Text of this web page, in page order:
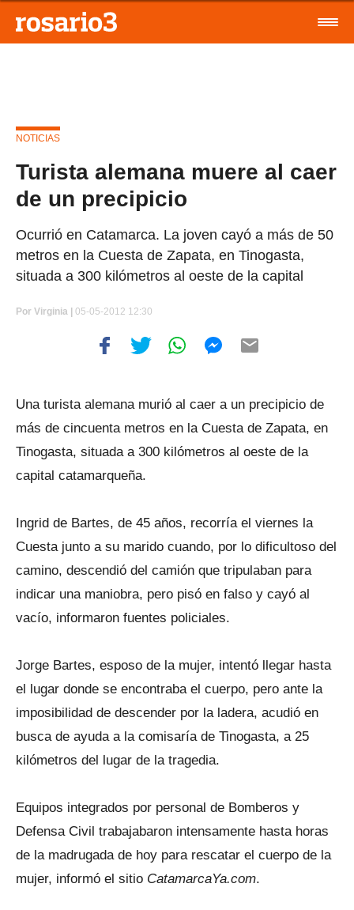
NOTICIAS
Turista alemana muere al caer
de un precipicio
Ocurrió en Catamarca. La joven cayó a más de 50
metros en la Cuesta de Zapata, en Tinogasta,
situada a 300 kilómetros al oeste de la capital
Por Virginia | 05-05-2012 12:30
Una turista alemana murió al caer a un precipicio de
más de cincuenta metros en la Cuesta de Zapata, en
Tinogasta, situada a 300 kilómetros al oeste de la
capital catamarqueña.
Ingrid de Bartes, de 45 años, recorría el viernes la
Cuesta junto a su marido cuando, por lo dificultoso del
camino, descendió del camión que tripulaban para
indicar una maniobra, pero pisó en falso y cayó al
vacío, informaron fuentes policiales.
Jorge Bartes, esposo de la mujer, intentó llegar hasta
el lugar donde se encontraba el cuerpo, pero ante la
imposibilidad de descender por la ladera, acudió en
busca de ayuda a la comisaría de Tinogasta, a 25
kilómetros del lugar de la tragedia.
Equipos integrados por personal de Bomberos y
Defensa Civil trabajabaron intensamente hasta horas
de la madrugada de hoy para rescatar el cuerpo de la
mujer, informó el sitio CatamarcaYa.com.